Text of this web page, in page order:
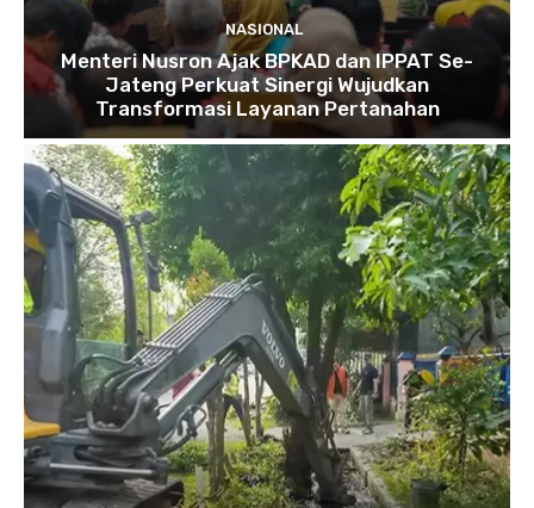
NASIONAL
Menteri Nusron Ajak BPKAD dan IPPAT Se-
Jateng Perkuat Sinergi Wujudkan
Transformasi Layanan Pertanahan